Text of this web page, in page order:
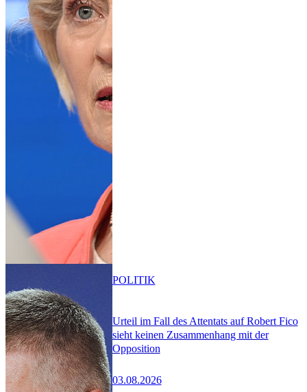
Urteil im Fall des Attentats auf Robert Fico
sieht keinen Zusammenhang mit der
Opposition
03.08.2026
POLITIK